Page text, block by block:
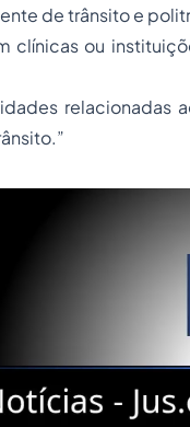
de trânsito e
clínicas ou
relacionadas